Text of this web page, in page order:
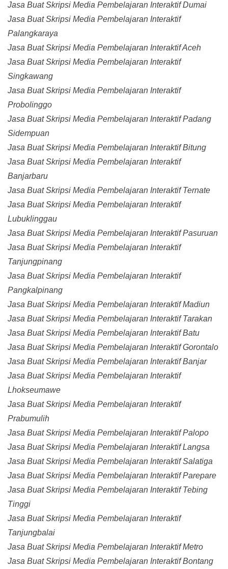
Jasa Buat Skripsi Media Pembelajaran Interaktif Dumai
Jasa Buat Skripsi Media Pembelajaran Interaktif
Palangkaraya
Jasa Buat Skripsi Media Pembelajaran Interaktif Aceh
Jasa Buat Skripsi Media Pembelajaran Interaktif
Singkawang
Jasa Buat Skripsi Media Pembelajaran Interaktif
Probolinggo
Jasa Buat Skripsi Media Pembelajaran Interaktif Padang
Sidempuan
Jasa Buat Skripsi Media Pembelajaran Interaktif Bitung
Jasa Buat Skripsi Media Pembelajaran Interaktif
Banjarbaru
Jasa Buat Skripsi Media Pembelajaran Interaktif Ternate
Jasa Buat Skripsi Media Pembelajaran Interaktif
Lubuklinggau
Jasa Buat Skripsi Media Pembelajaran Interaktif Pasuruan
Jasa Buat Skripsi Media Pembelajaran Interaktif
Tanjungpinang
Jasa Buat Skripsi Media Pembelajaran Interaktif
Pangkalpinang
Jasa Buat Skripsi Media Pembelajaran Interaktif Madiun
Jasa Buat Skripsi Media Pembelajaran Interaktif Tarakan
Jasa Buat Skripsi Media Pembelajaran Interaktif Batu
Jasa Buat Skripsi Media Pembelajaran Interaktif Gorontalo
Jasa Buat Skripsi Media Pembelajaran Interaktif Banjar
Jasa Buat Skripsi Media Pembelajaran Interaktif
Lhokseumawe
Jasa Buat Skripsi Media Pembelajaran Interaktif
Prabumulih
Jasa Buat Skripsi Media Pembelajaran Interaktif Palopo
Jasa Buat Skripsi Media Pembelajaran Interaktif Langsa
Jasa Buat Skripsi Media Pembelajaran Interaktif Salatiga
Jasa Buat Skripsi Media Pembelajaran Interaktif Parepare
Jasa Buat Skripsi Media Pembelajaran Interaktif Tebing
Tinggi
Jasa Buat Skripsi Media Pembelajaran Interaktif
Tanjungbalai
Jasa Buat Skripsi Media Pembelajaran Interaktif Metro
Jasa Buat Skripsi Media Pembelajaran Interaktif Bontang